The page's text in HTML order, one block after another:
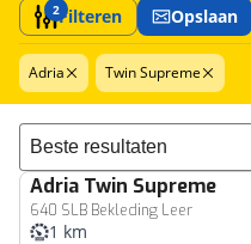
2Filteren Opslaan
Adria Twin Supreme
Sorteer resultaten
Adria Twin Supreme
640 SLB Bekleding Leer
1 km